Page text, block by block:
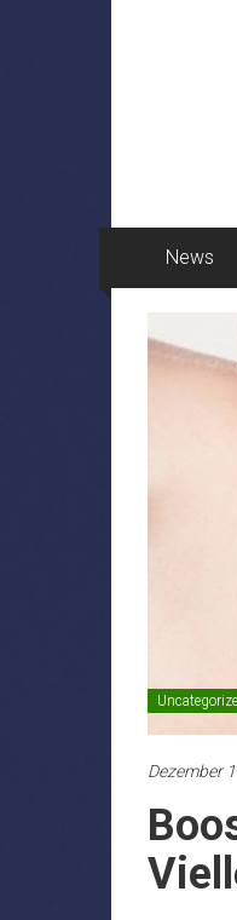
News
Dezember